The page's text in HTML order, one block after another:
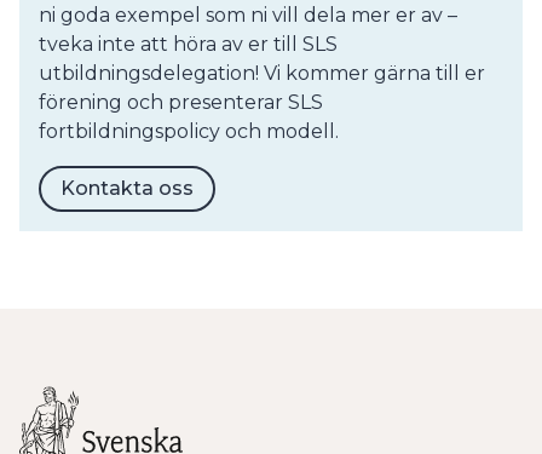
ni goda exempel som ni vill dela mer er av –
tveka inte att höra av er till SLS
utbildningsdelegation! Vi kommer gärna till er
förening och presenterar SLS
fortbildningspolicy och modell.
Kontakta oss